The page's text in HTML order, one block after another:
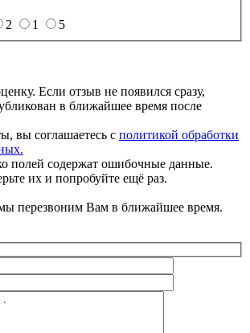
2 1 5
Если отзыв не появился сразу,
в ближайшее время после
вы соглашаетесь с политикой обработки
полей содержат ошибочные данные.
их и попробуйте ещё раз.
мы перезвоним Вам в ближайшее время.